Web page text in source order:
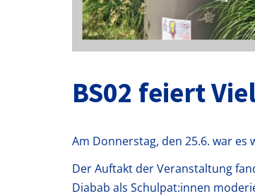
BS02 feiert
Am Donnerstag, den 25.6. war
Der Auftakt der Veranstaltung
Diabab als Schulpat:innen